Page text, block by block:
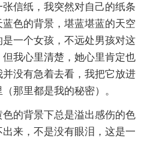
信纸，我突然对自己的纸条
色的背景，堪蓝堪蓝的天空
一个女孩，不远处男孩对这
我心里清楚，她心里肯定也
没有急着去看，我把它放进
那里都是我的秘密）。
的背景下总是溢出感伤的色
来，不是没有眼泪，这是一